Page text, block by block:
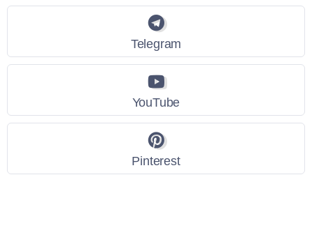
Telegram
YouTube
Pinterest